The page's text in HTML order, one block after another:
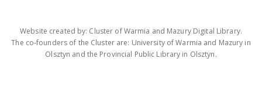
Website created by: Cluster of Warmia and Mazury Digital Library.
The co-founders of the Cluster are: University of Warmia and Mazury in
Olsztyn and the Provincial Public Library in Olsztyn.